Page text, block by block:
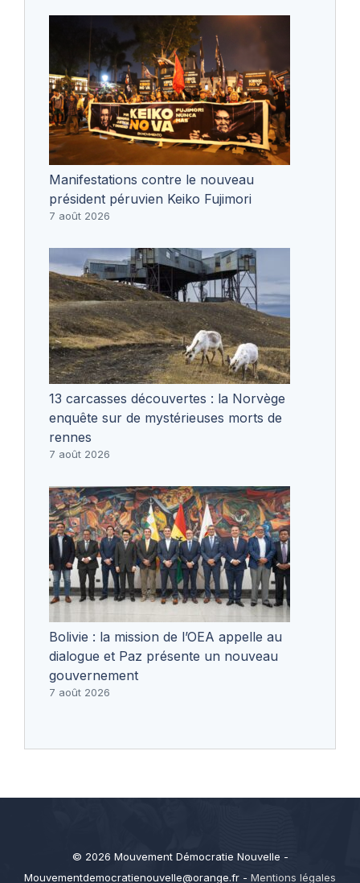
Manifestations contre le nouveau
président péruvien Keiko Fujimori
7 août 2026
13 carcasses découvertes : la Norvège
enquête sur de mystérieuses morts de
rennes
7 août 2026
Bolivie : la mission de l’OEA appelle au
dialogue et Paz présente un nouveau
gouvernement
7 août 2026
© 2026 Mouvement Démocratie Nouvelle -
Mouvementdemocratienouvelle@orange.fr - Mentions légales